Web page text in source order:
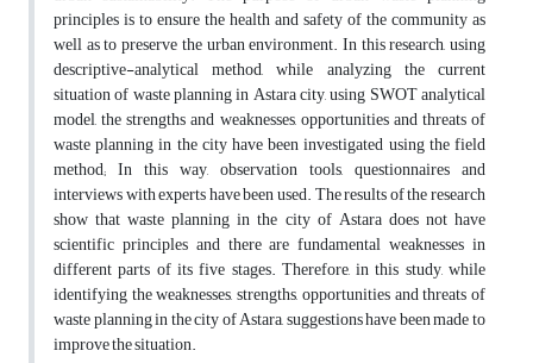
principles is to ensure the health and safety of the community as
well as to preserve the urban environment. In this research, using
descriptive-analytical method, while analyzing the current
situation of waste planning in Astara city, using SWOT analytical
model, the strengths and weaknesses, opportunities and threats of
waste planning in the city have been investigated using the field
method; In this way, observation tools, questionnaires and
interviews with experts have been used. The results of the research
show that waste planning in the city of Astara does not have
scientific principles and there are fundamental weaknesses in
different parts of its five stages. Therefore, in this study, while
identifying the weaknesses, strengths, opportunities and threats of
waste planning in the city of Astara, suggestions have been made to
improve the situation.